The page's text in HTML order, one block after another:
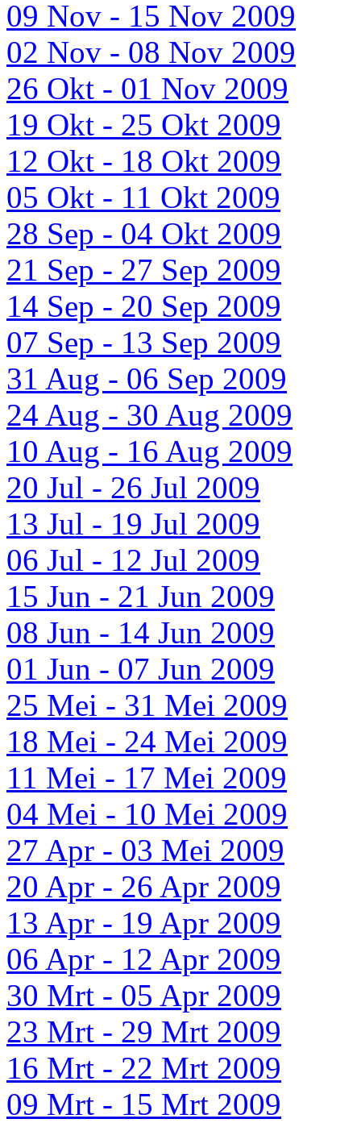
09 Nov - 15 Nov 2009
02 Nov - 08 Nov 2009
26 Okt - 01 Nov 2009
19 Okt - 25 Okt 2009
12 Okt - 18 Okt 2009
05 Okt - 11 Okt 2009
28 Sep - 04 Okt 2009
21 Sep - 27 Sep 2009
14 Sep - 20 Sep 2009
07 Sep - 13 Sep 2009
31 Aug - 06 Sep 2009
24 Aug - 30 Aug 2009
10 Aug - 16 Aug 2009
20 Jul - 26 Jul 2009
13 Jul - 19 Jul 2009
06 Jul - 12 Jul 2009
15 Jun - 21 Jun 2009
08 Jun - 14 Jun 2009
01 Jun - 07 Jun 2009
25 Mei - 31 Mei 2009
18 Mei - 24 Mei 2009
11 Mei - 17 Mei 2009
04 Mei - 10 Mei 2009
27 Apr - 03 Mei 2009
20 Apr - 26 Apr 2009
13 Apr - 19 Apr 2009
06 Apr - 12 Apr 2009
30 Mrt - 05 Apr 2009
23 Mrt - 29 Mrt 2009
16 Mrt - 22 Mrt 2009
09 Mrt - 15 Mrt 2009